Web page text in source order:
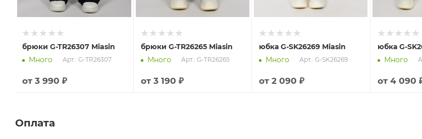
брюки G-TR26307 Miasin
Много
Арт.: G-TR26307
от 3 990 ₽
брюки G-TR26265 Miasin
Много
Арт.: G-TR26265
от 3 190 ₽
юбка G-SK26269 Miasin
Много
Арт.: G-SK26269
от 2 090 ₽
юбка G-
Много
от 4 090
Оплата